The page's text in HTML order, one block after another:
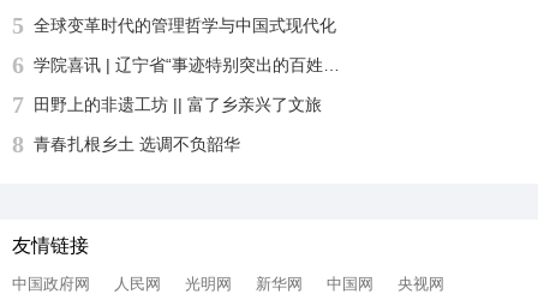
5 全球变革时代的管理哲学与中国式现代化
6
7 田野上的非遗工坊 || 富了乡亲兴了文旅
8 青春扎根乡土 选调不负韶华
友情链接
中国政府网 人民网 光明网 新华网 中国网
央视网